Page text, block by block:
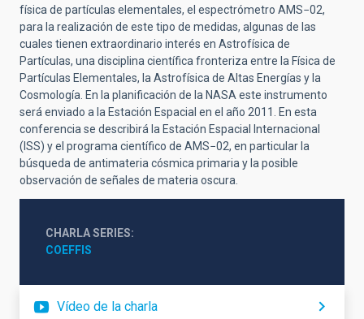
física de partículas elementales, el espectrómetro AMS−02,
para la realización de este tipo de medidas, algunas de las
cuales tienen extraordinario interés en Astrofísica de
Partículas, una disciplina científica fronteriza entre la Física de
Partículas Elementales, la Astrofísica de Altas Energías y la
Cosmología. En la planificación de la NASA este instrumento
será enviado a la Estación Espacial en el año 2011. En esta
conferencia se describirá la Estación Espacial Internacional
(ISS) y el programa científico de AMS−02, en particular la
búsqueda de antimateria cósmica primaria y la posible
observación de señales de materia oscura.
CHARLA SERIES
COEFFIS
Vídeo de la charla